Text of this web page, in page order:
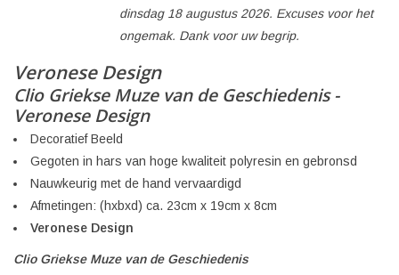
dinsdag 18 augustus 2026. Excuses voor het
ongemak. Dank voor uw begrip.
Veronese Design
Clio Griekse Muze van de Geschiedenis -
Veronese Design
Decoratief Beeld
Gegoten in hars van hoge kwaliteit polyresin en gebronsd
Nauwkeurig met de hand vervaardigd
Afmetingen: (hxbxd) ca. 23cm x 19cm x 8cm
Veronese Design
Clio Griekse Muze van de Geschiedenis